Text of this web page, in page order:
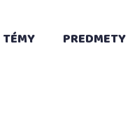
TÉMY PREDMETY